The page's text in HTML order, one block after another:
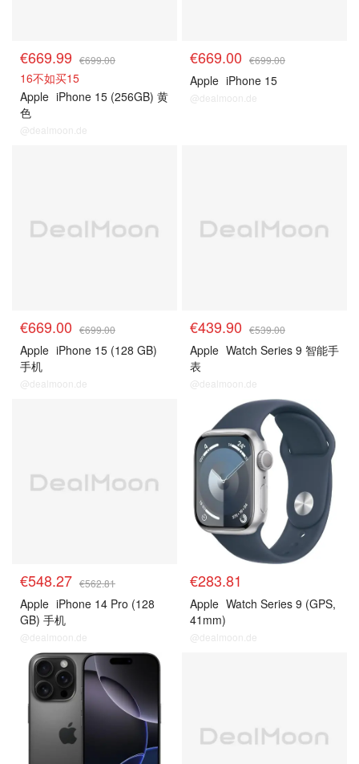
€669.99 €699.00
16不如买15
Apple iPhone 15 (256GB) 黄
色
@dealmoon.de
€669.00 €699.00
Apple iPhone 15
@dealmoon.de
€669.00 €699.00
Apple iPhone 15 (128 GB)
手机
@dealmoon.de
€439.90 €539.00
Apple Watch Series 9 智能手
表
@dealmoon.de
€548.27 €562.81
Apple iPhone 14 Pro (128
GB) 手机
@dealmoon.de
€283.81
Apple Watch Series 9 (GPS,
41mm)
@dealmoon.de